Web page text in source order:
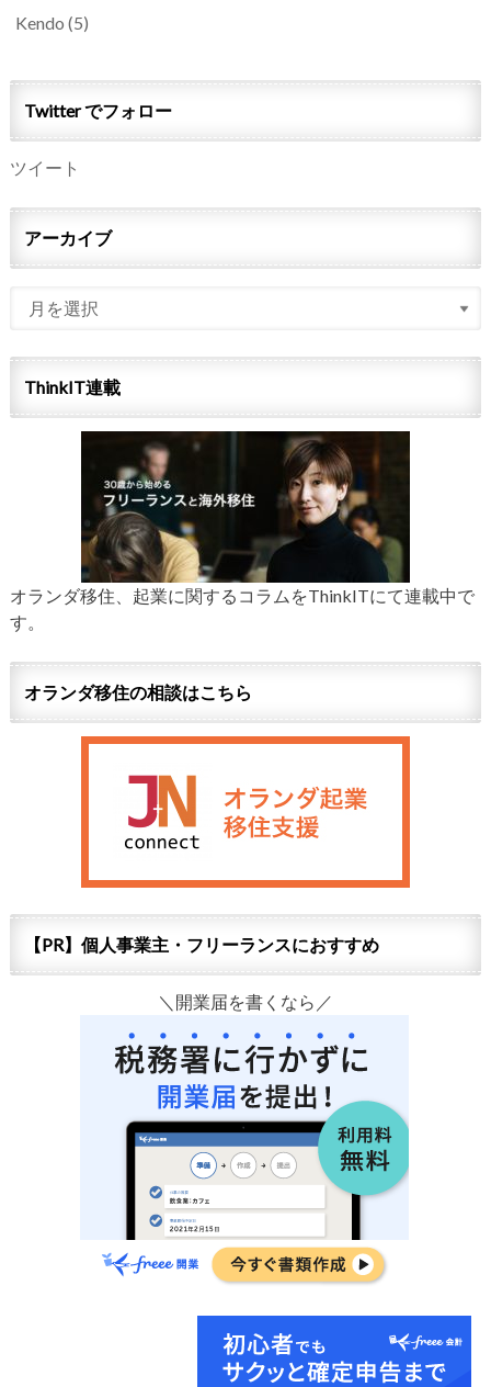
Kendo (5)
Twitter でフォロー
ツイート
アーカイブ
ThinkIT連載
オランダ移住、起業に関するコラムをThinkITにて連載中で
す。
オランダ移住の相談はこちら
【PR】個人事業主・フリーランスにおすすめ
＼開業届を書くなら／